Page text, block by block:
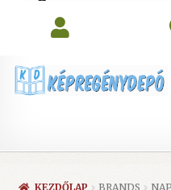
KEZDŐLAP BRANDS